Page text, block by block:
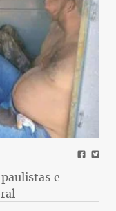
deixar o
do Campo (SP),
e a
(CE), deverá
O custo da
com as mais
US$ 4
No mundo, a
em
e